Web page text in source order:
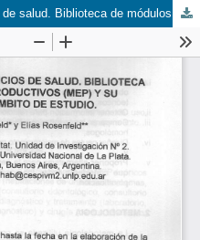
Sistematización de los servicios de salud. Biblioteca de módulos edilicios productivos (MEP) y su verificación en el ámbito de estudio